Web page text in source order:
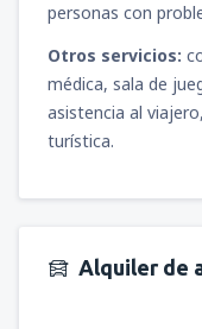
personas con
Otros servicios:
médica, sala de
asistencia al
turística.
Alquiler de